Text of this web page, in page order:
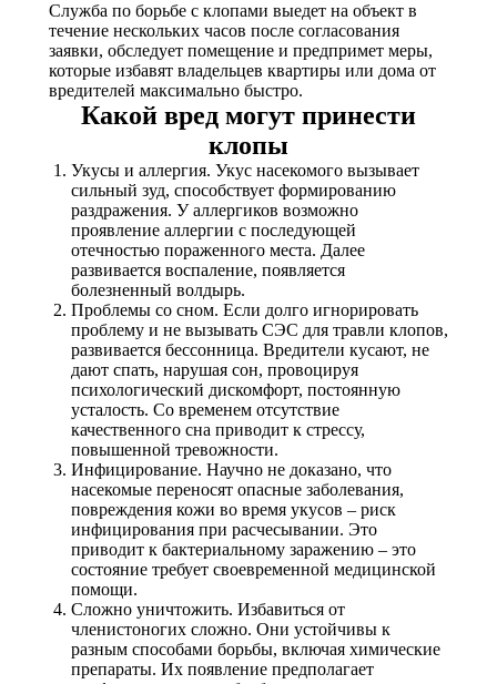
Служба по борьбе с клопами выедет на объект в
течение нескольких часов после согласования
заявки, обследует помещение и предпримет меры,
которые избавят владельцев квартиры или дома от
вредителей максимально быстро.
Какой вред могут принести
клопы
Укусы и аллергия. Укус насекомого вызывает
сильный зуд, способствует формированию
раздражения. У аллергиков возможно
проявление аллергии с последующей
отечностью пораженного места. Далее
развивается воспаление, появляется
болезненный волдырь.
Проблемы со сном. Если долго игнорировать
проблему и не вызывать СЭС для травли клопов,
развивается бессонница. Вредители кусают, не
дают спать, нарушая сон, провоцируя
психологический дискомфорт, постоянную
усталость. Со временем отсутствие
качественного сна приводит к стрессу,
повышенной тревожности.
Инфицирование. Научно не доказано, что
насекомые переносят опасные заболевания,
повреждения кожи во время укусов – риск
инфицирования при расчесывании. Это
приводит к бактериальному заражению – это
состояние требует своевременной медицинской
помощи.
Сложно уничтожить. Избавиться от
членистоногих сложно. Они устойчивы к
разным способами борьбы, включая химические
препараты. Их появление предполагает